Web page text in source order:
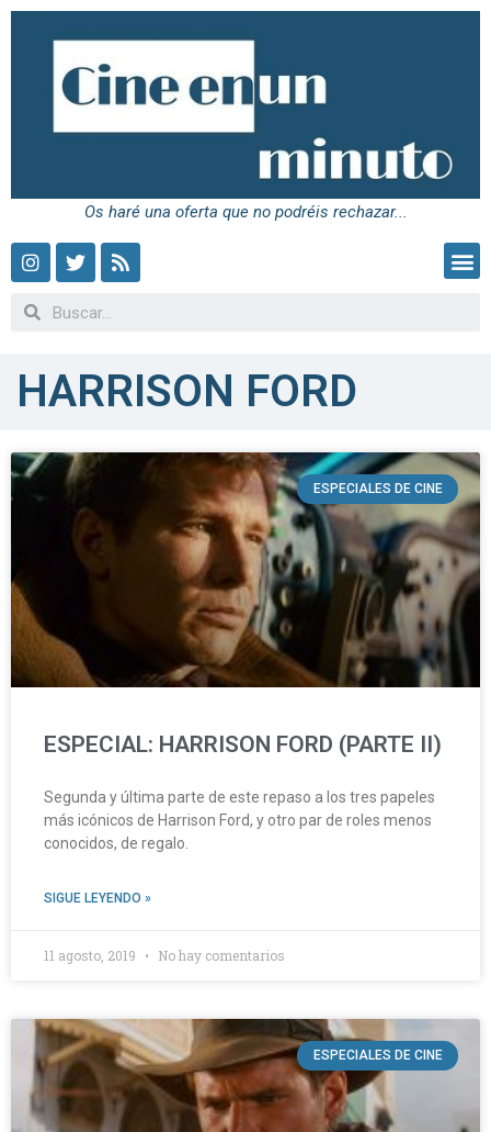
Os haré una oferta que no podréis rechazar...
HARRISON FORD
ESPECIALES DE CINE
ESPECIAL: HARRISON FORD (PARTE II)
Segunda y última parte de este repaso a los tres papeles
más icónicos de Harrison Ford, y otro par de roles menos
conocidos, de regalo.
SIGUE LEYENDO »
11 agosto, 2019 No hay comentarios
ESPECIALES DE CINE